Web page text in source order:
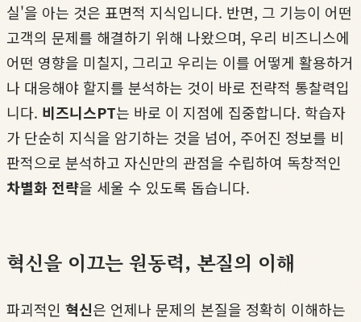
실'을 아는 것은 표면적 지식입니다. 반면, 그 기능이 어떤
고객의 문제를 해결하기 위해 나왔으며, 우리 비즈니스에
어떤 영향을 미칠지, 그리고 우리는 이를 어떻게 활용하거
나 대응해야 할지를 분석하는 것이 바로 전략적 통찰력입
니다. 비즈니스PT는 바로 이 지점에 집중합니다. 학습자
가 단순히 지식을 암기하는 것을 넘어, 주어진 정보를 비
판적으로 분석하고 자신만의 관점을 수립하여 독창적인
차별화 전략을 세울 수 있도록 돕습니다.
혁신을 이끄는 원동력, 본질의 이해
파괴적인 혁신은 언제나 문제의 본질을 정확히 이해하는